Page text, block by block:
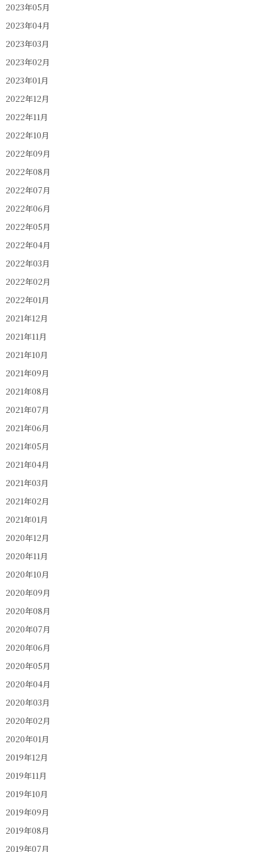
2023年05月
2023年04月
2023年03月
2023年02月
2023年01月
2022年12月
2022年11月
2022年10月
2022年09月
2022年08月
2022年07月
2022年06月
2022年05月
2022年04月
2022年03月
2022年02月
2022年01月
2021年12月
2021年11月
2021年10月
2021年09月
2021年08月
2021年07月
2021年06月
2021年05月
2021年04月
2021年03月
2021年02月
2021年01月
2020年12月
2020年11月
2020年10月
2020年09月
2020年08月
2020年07月
2020年06月
2020年05月
2020年04月
2020年03月
2020年02月
2020年01月
2019年12月
2019年11月
2019年10月
2019年09月
2019年08月
2019年07月